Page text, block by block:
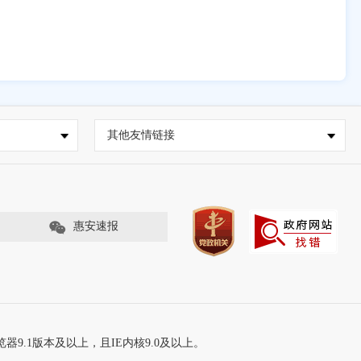
其他友情链接
惠安速报
9.1版本及以上，且IE内核9.0及以上。